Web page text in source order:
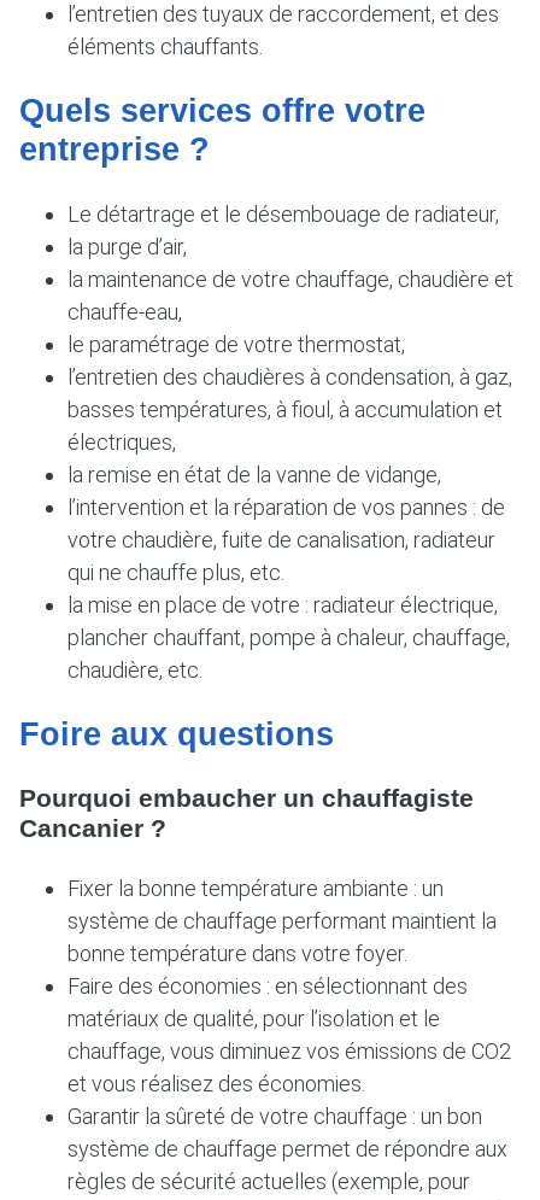
l’entretien des tuyaux de raccordement, et des
éléments chauffants.
Quels services offre votre
entreprise ?
Le détartrage et le désembouage de radiateur,
la purge d’air,
la maintenance de votre chauffage, chaudière et
chauffe-eau,
le paramétrage de votre thermostat,
l’entretien des chaudières à condensation, à gaz,
basses températures, à fioul, à accumulation et
électriques,
la remise en état de la vanne de vidange,
l’intervention et la réparation de vos pannes : de
votre chaudière, fuite de canalisation, radiateur
qui ne chauffe plus, etc.
la mise en place de votre : radiateur électrique,
plancher chauffant, pompe à chaleur, chauffage,
chaudière, etc.
Foire aux questions
Pourquoi embaucher un chauffagiste
Cancanier ?
Fixer la bonne température ambiante : un
système de chauffage performant maintient la
bonne température dans votre foyer.
Faire des économies : en sélectionnant des
matériaux de qualité, pour l’isolation et le
chauffage, vous diminuez vos émissions de CO2
et vous réalisez des économies.
Garantir la sûreté de votre chauffage : un bon
système de chauffage permet de répondre aux
règles de sécurité actuelles (exemple, pour